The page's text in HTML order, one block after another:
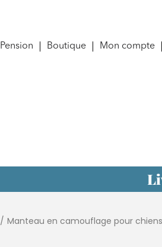
Pension Boutique Mon compte
/ Manteau en camouflage pour